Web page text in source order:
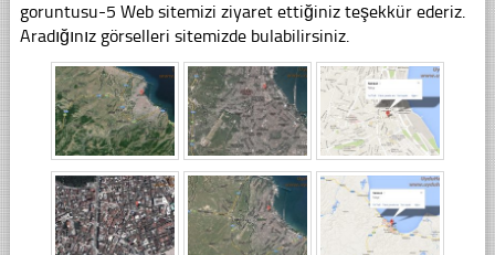
goruntusu-5 Web sitemizi ziyaret ettiğiniz teşekkür ederiz.
Aradığınız görselleri sitemizde bulabilirsiniz.